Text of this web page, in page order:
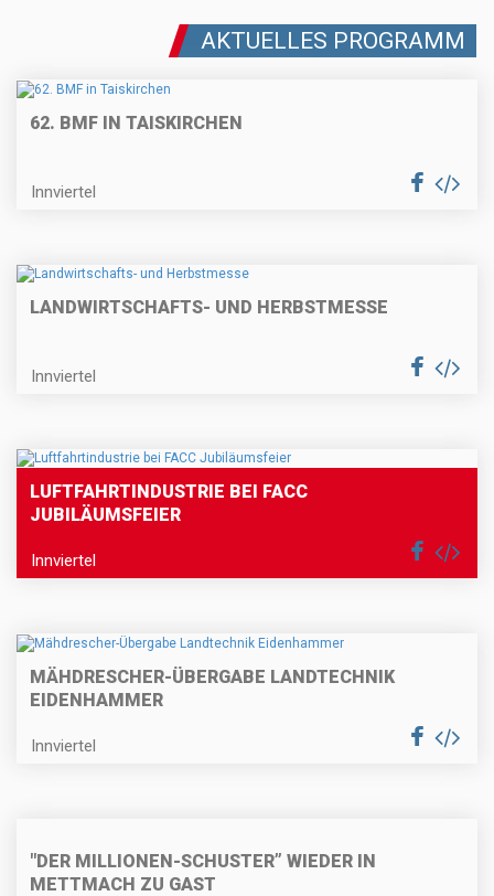
AKTUELLES PROGRAMM
62. BMF IN TAISKIRCHEN
Innviertel
LANDWIRTSCHAFTS- UND HERBSTMESSE
Innviertel
LUFTFAHRTINDUSTRIE BEI FACC
JUBILÄUMSFEIER
Innviertel
MÄHDRESCHER-ÜBERGABE LANDTECHNIK
EIDENHAMMER
Innviertel
"DER MILLIONEN-SCHUSTER” WIEDER IN
METTMACH ZU GAST